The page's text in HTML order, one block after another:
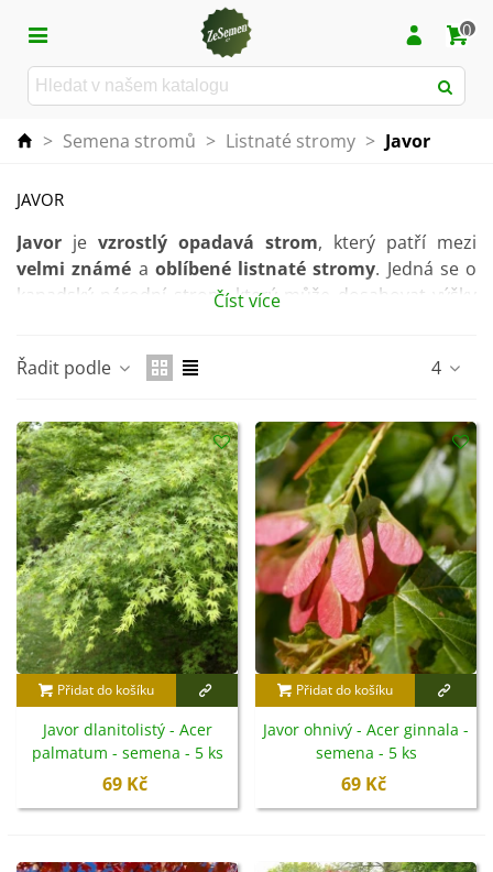
0
> Semena stromů > Listnaté stromy > Javor
JAVOR
Javor je vzrostlý opadavá strom, který patří mezi
velmi známé a oblíbené listnaté stromy. Jedná se o
kanadský národní strom, který může dosahovat výšky
barevných variací
Vyžaduje světlé stanoviště bez přímého slunečního
svitu a chráněné před větrem. Daří se mu v lehké,
dobře propustné půdě s příměsí rašeliny. Ideální je
přimíchat i uleželý kompost. Javor jemrazuvzdorný.
Dřevina má kromě okrasné funkce i jiné. Velmi
významné jedřevo, které se využívá k výrobě papíru či
nábytku a dřevěných podlah. Z některých druhů se
vyrábí známý a velmi oblíbený
javorový sirup.
Číst více
Řadit podle 4
Přidat do košíku
Javor dlanitolistý - Acer
palmatum - semena - 5 ks
69 Kč
Přidat do košíku
Javor ohnivý - Acer ginnala -
semena - 5 ks
69 Kč